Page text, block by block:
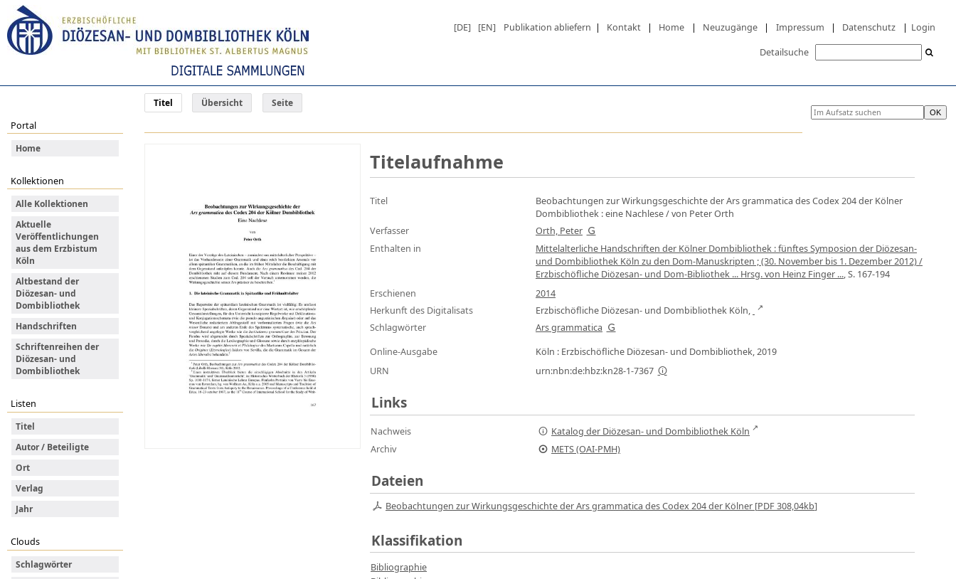
[DE] [EN] Publikation abliefern | Kontakt | Home | Neuzugänge | Impressum | Datenschutz | Login
Detailsuche
Titel Übersicht Seite
Portal
Home
Kollektionen
Alle Kollektionen
Aktuelle
Veröffentlichungen
aus dem Erzbistum
Köln
Altbestand der
Diözesan- und
Dombibliothek
Handschriften
Schriftenreihen der
Diözesan- und
Dombibliothek
Listen
Titel
Autor / Beteiligte
Ort
Verlag
Jahr
Clouds
Schlagwörter
Titelaufnahme
Titel
Beobachtungen zur Wirkungsgeschichte der Ars grammatica des Codex 204 der Kölner
Dombibliothek :eine Nachlese/ von Peter Orth
Verfasser
Orth, Peter
Enthalten in
Mittelalterliche Handschriften der Kölner Dombibliothek : fünftes Symposion der Diözesan-
und Dombibliothek Köln zu den Dom-Manuskripten ; (30. November bis 1. Dezember 2012) /
Erzbischöfliche Diözesan- und Dom-Bibliothek ... Hrsg. von Heinz Finger ..., S. 167-194
Erschienen
2014
Herkunft des Digitalisats
Erzbischöfliche Diözesan- und Dombibliothek Köln,
Schlagwörter
Ars grammatica
Online-Ausgabe
Köln : Erzbischöfliche Diözesan- und Dombibliothek, 2019
URN
urn:nbn:de:hbz:kn28-1-7367
Links
Nachweis
Katalog der Diözesan- und Dombibliothek Köln
Archiv
METS (OAI-PMH)
Dateien
Beobachtungen zur Wirkungsgeschichte der Ars grammatica des Codex 204 der Kölner [PDF308,04kb]
Klassifikation
Bibliographie